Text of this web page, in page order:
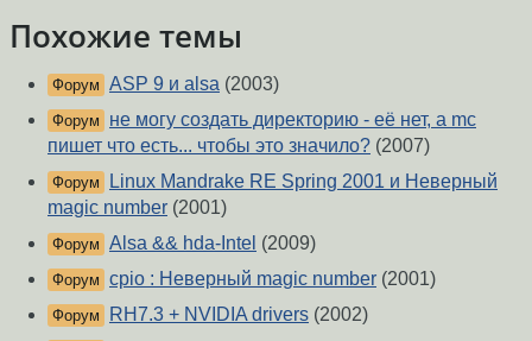
Похожие темы
Форум ASP 9 и alsa (2003)
Форум
не могу создать директорию - её нет, а mc
пишет что есть... чтобы это значило? (2007)
Форум
Linux Mandrake RE Spring 2001 и Неверный
magic number (2001)
Форум Alsa && hda-Intel (2009)
Форум cpio : Неверный magic number (2001)
Форум RH7.3 + NVIDIA drivers (2002)